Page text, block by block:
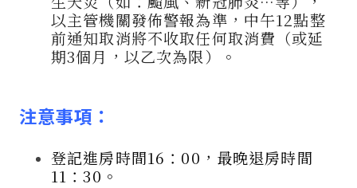
以主管機關發佈警報為準，中午12點整
前通知取消將不收取任何取消費（或延
期3個月，以乙次為限）。
注意事項：
登記進房時間16：00，最晚退房時間
11：30。